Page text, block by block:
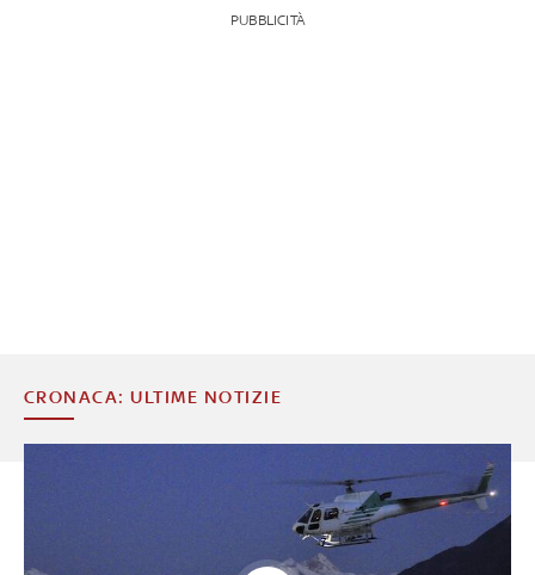
PUBBLICITÀ
CRONACA: ULTIME NOTIZIE